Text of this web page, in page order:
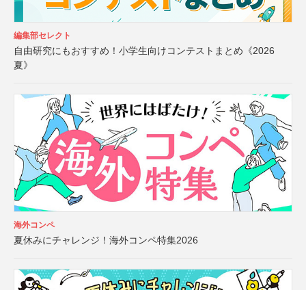
編集部セレクト
自由研究にもおすすめ！小学生向けコンテストまとめ《2026
夏》
海外コンペ
夏休みにチャレンジ！海外コンペ特集2026